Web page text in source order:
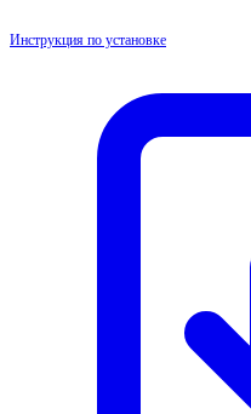
Инструкция по установке